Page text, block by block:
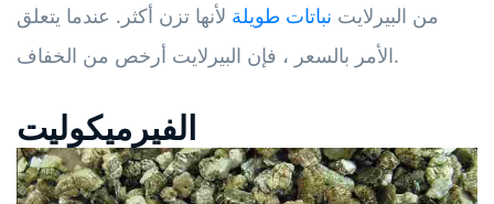
من البيرلايت نباتات طويلة لأنها تزن أكثر. عندما يتعلق
الأمر بالسعر ، فإن البيرلايت أرخص من الخفاف.
الفيرميكوليت